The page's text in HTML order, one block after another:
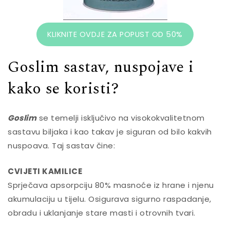
KLIKNITE OVDJE ZA POPUST OD 50%
Goslim sastav, nuspojave i
kako se koristi?
Goslimse temelji isključivo na visokokvalitetnom
sastavu biljaka i kao takav je siguran od bilo kakvih
nuspoava. Taj sastav čine:
CVIJETI KAMILICE
Sprječava apsorpciju 80% masnoće iz hrane i njenu
akumulaciju u tijelu. Osigurava sigurno raspadanje,
obradu i uklanjanje stare masti i otrovnih tvari.